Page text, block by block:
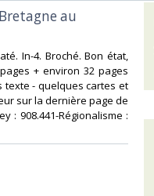
au
In-4. Broché. Bon état,
+ environ 32 pages
texte - quelques cartes et
sur la dernière page de
: 908.441-Régionalisme :